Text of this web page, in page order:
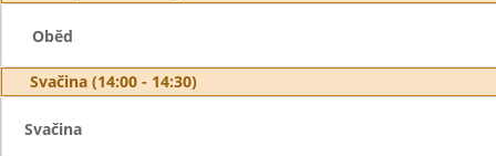
Oběd
Svačina (14:00 - 14:30)
Svačina